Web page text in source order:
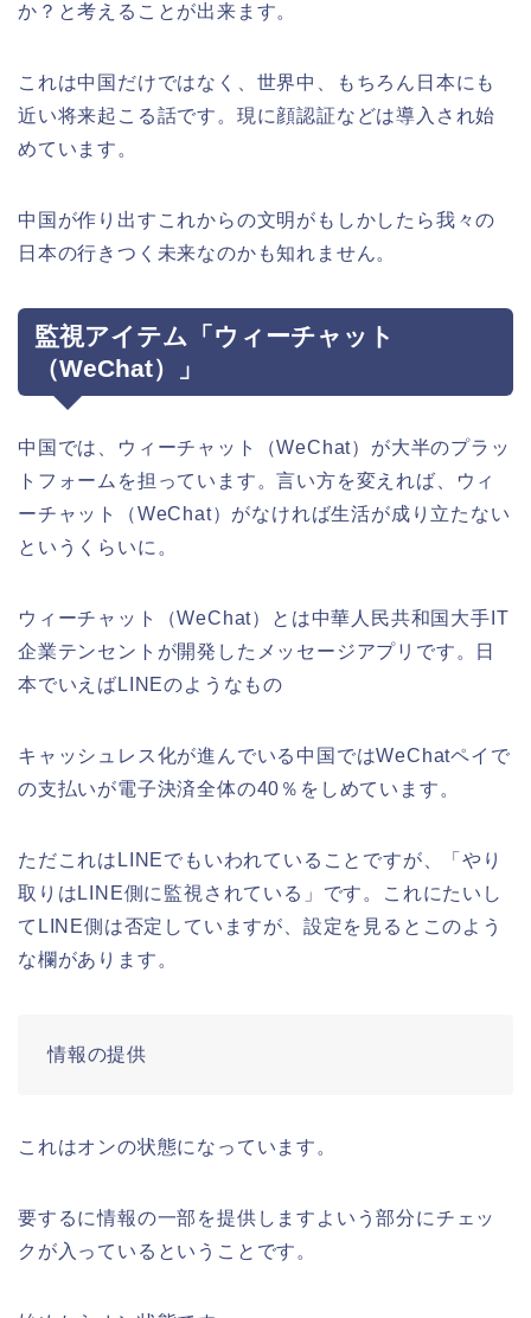
か？と考えることが出来ます。
これは中国だけではなく、世界中、もちろん日本にも
近い将来起こる話です。現に顔認証などは導入され始
めています。
中国が作り出すこれからの文明がもしかしたら我々の
日本の行きつく未来なのかも知れません。
監視アイテム「ウィーチャット
（WeChat）」
中国では、ウィーチャット（WeChat）が大半のプラッ
トフォームを担っています。言い方を変えれば、ウィ
ーチャット（WeChat）がなければ生活が成り立たない
というくらいに。
ウィーチャット（WeChat）とは中華人民共和国大手IT
企業テンセントが開発したメッセージアプリです。日
本でいえばLINEのようなもの
キャッシュレス化が進んでいる中国ではWeChatペイで
の支払いが電子決済全体の40％をしめています。
ただこれはLINEでもいわれていることですが、「やり
取りはLINE側に監視されている」です。これにたいし
てLINE側は否定していますが、設定を見るとこのよう
な欄があります。
情報の提供
これはオンの状態になっています。
要するに情報の一部を提供しますよいう部分にチェッ
クが入っているということです。